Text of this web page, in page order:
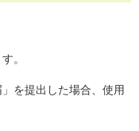
。
を提出した場合、使用